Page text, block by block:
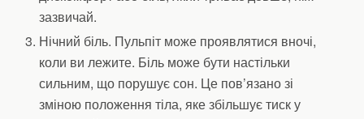
зазвичай.
Нічний біль. Пульпіт може проявлятися вночі,
коли ви лежите. Біль може бути настільки
сильним, що порушує сон. Це пов’язано зі
зміною положення тіла, яке збільшує тиск у